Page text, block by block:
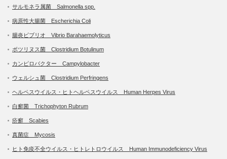
サルモネラ属菌 Salmonella spp.
病原性大腸菌 Escherichia Coli
腸炎ビブリオ Vibrio Barahaemolyticus
ボツリヌス菌 Clostridium Botulinum
カンピロバクター Campylobacter
ウェルシュ菌 Clostridium Perfringens
ヘルペスウイルス・ヒトヘルペスウイルス Human Herpes Virus
白癬菌 Trichophyton Rubrum
疥癬 Scabies
真菌症 Mycosis
ヒト免疫不全ウイルス・ヒトレトロウイルス Human Immunodeficiency Virus